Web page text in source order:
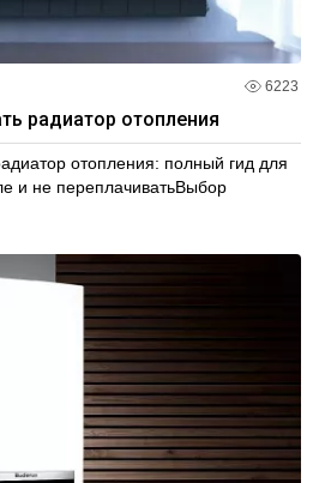
6223
радиатор отопления
отопления: полный гид для
и не переплачиватьВыбор